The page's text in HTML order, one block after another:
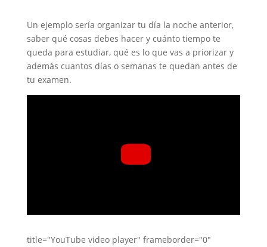
Un ejemplo sería organizar tu día la noche anterior,
saber qué cosas debes hacer y cuánto tiempo te
queda para estudiar, qué es lo que vas a priorizar y
además cuantos días o semanas te quedan antes de
tu examen.
title="YouTube video player" frameborder="0"